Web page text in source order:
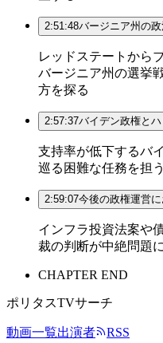
2:51:48バージニア州の
レッドステートから
バージニア州の選挙
方を探る
2:57:37バイデン政権と
支持率が低下するバ
巡る困難な任務を担
2:59:07今後の政権運営
インフラ投資法案や
裁の判断が中絶問題
CHAPTER END
ポリタスTVサーチ
動画一覧出演者 RSS